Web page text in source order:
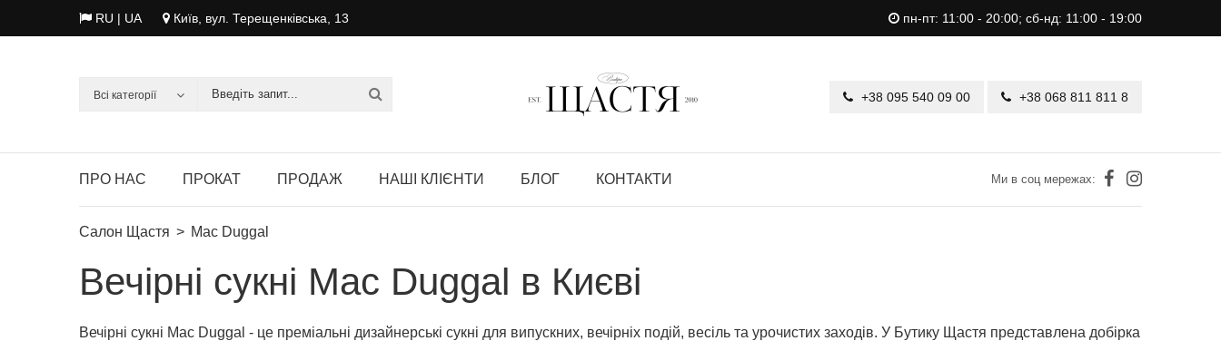
RU | UA Київ, вул. Терещенківська, 13 пн-пт: 11:00 - 20:00; сб-нд: 11:00 - 19:00
Всі категорії +38 095 540 09 00 +38 068 811 811 8
ПРО НАС ПРОКАТ ПРОДАЖ НАШІ КЛІЄНТИ БЛОГ КОНТАКТИ Ми в соц мережах:
Салон Щастя Mac Duggal
Вечірні сукні Mac Duggal в Києві
Вечірні сукні Mac Duggal - це преміальні дизайнерські сукні для випускних, вечірніх подій, весіль та урочистих заходів. У Бутику Щастя представлена добірка